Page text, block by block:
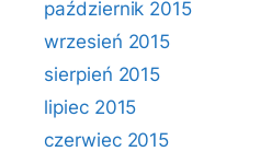
październik 2015
wrzesień 2015
sierpień 2015
lipiec 2015
czerwiec 2015